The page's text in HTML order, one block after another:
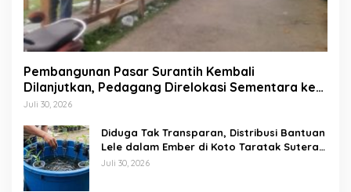
Pembangunan Pasar Surantih Kembali
Dilanjutkan, Pedagang Direlokasi Sementara ke
Lapangan Gadih Basanai
Juli 30, 2026
Diduga Tak Transparan, Distribusi Bantuan
Lele dalam Ember di Koto Taratak Sutera
Tuai Sorotan Warga
Juli 30, 2026